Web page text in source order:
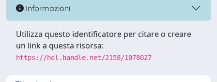
Informazioni
Utilizza questo identificatore per citare o creare
un link a questa risorsa:
https://hdl.handle.net/2158/1078027